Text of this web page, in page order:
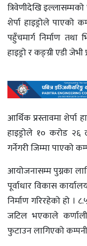
त्रिवेणीदेखि
शेर्पा हाइड्रोले
पहुँचमार्ग निर्माण
हाइड्रो र कङ्ग्री एडी
आर्थिक प्रस्तावमा शेर्पा
हाइड्रोले १० करोड २६
गर्नेगरी जिम्मा पाएको
आयोजनासम्म पुग्नका
पूर्वाधार विकास
निर्माण गरिरहेको हो
जटिल भएकाले
फुटाउन लागिएको